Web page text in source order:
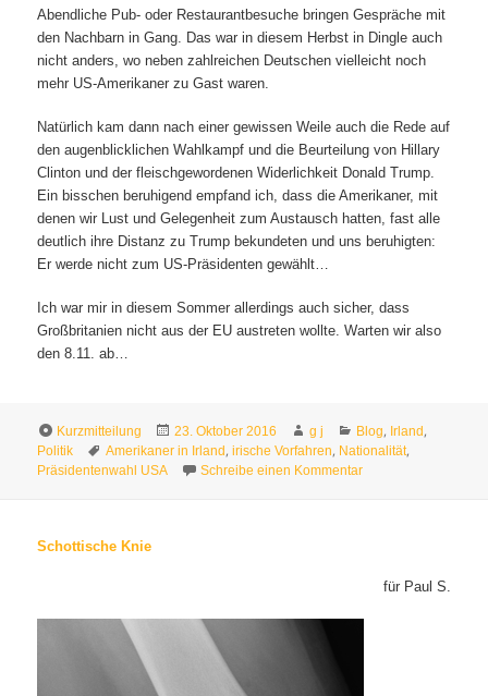
Abendliche Pub- oder Restaurantbesuche bringen Gespräche mit
den Nachbarn in Gang. Das war in diesem Herbst in Dingle auch
nicht anders, wo neben zahlreichen Deutschen vielleicht noch
mehr US-Amerikaner zu Gast waren.
Natürlich kam dann nach einer gewissen Weile auch die Rede auf
den augenblicklichen Wahlkampf und die Beurteilung von Hillary
Clinton und der fleischgewordenen Widerlichkeit Donald Trump.
Ein bisschen beruhigend empfand ich, dass die Amerikaner, mit
denen wir Lust und Gelegenheit zum Austausch hatten, fast alle
deutlich ihre Distanz zu Trump bekundeten und uns beruhigten:
Er werde nicht zum US-Präsidenten gewählt…
Ich war mir in diesem Sommer allerdings auch sicher, dass
Großbritanien nicht aus der EU austreten wollte. Warten wir also
den 8.11. ab…
Format
Kurzmitteilung
Veröffentlicht
am
23. Oktober 2016 Autor
g j Kategorien
Blog, Irland,
Politik Schlagwörter
Amerikaner in Irland,irische Vorfahren, Nationalität,
Präsidentenwahl USA Schreibe einen Kommentarzu Amerikaner vor
Schottische Knie
für Paul S.